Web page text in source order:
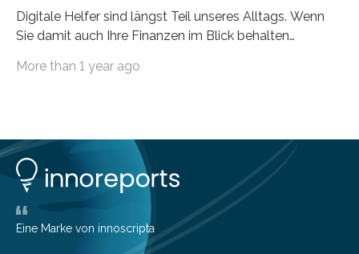
Digitale Helfer sind längst Teil unseres Alltags. Wenn
Sie damit auch Ihre Finanzen im Blick behalten
die genau das ermöglichen: Sie helfen Ihnen, Ausgaben
Lösungen interessieren. 1. Multibanking-Tools: Alle
Konten auf einen Blick Viele Banken bieten bereits in
ihrem Online-Banking eine Multibanking-Funktion an,
mit der sich Konten bei anderen Banken…
More than 1 year ago
Eine Marke von innoscripta